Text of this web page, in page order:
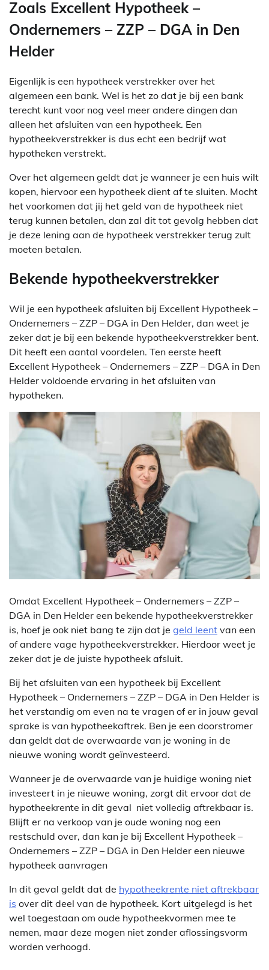
Zoals Excellent Hypotheek –
Ondernemers – ZZP – DGA in Den
Helder
Eigenlijk is een hypotheek verstrekker over het
algemeen een bank. Wel is het zo dat je bij een bank
terecht kunt voor nog veel meer andere dingen dan
alleen het afsluiten van een hypotheek. Een
hypotheekverstrekker is dus echt een bedrijf wat
hypotheken verstrekt.
Over het algemeen geldt dat je wanneer je een huis wilt
kopen, hiervoor een hypotheek dient af te sluiten. Mocht
het voorkomen dat jij het geld van de hypotheek niet
terug kunnen betalen, dan zal dit tot gevolg hebben dat
je deze lening aan de hypotheek verstrekker terug zult
moeten betalen.
Bekende hypotheekverstrekker
Wil je een hypotheek afsluiten bij Excellent Hypotheek –
Ondernemers – ZZP – DGA in Den Helder, dan weet je
zeker dat je bij een bekende hypotheekverstrekker bent.
Dit heeft een aantal voordelen. Ten eerste heeft
Excellent Hypotheek – Ondernemers – ZZP – DGA in Den
Helder voldoende ervaring in het afsluiten van
hypotheken.
Omdat Excellent Hypotheek – Ondernemers – ZZP –
DGA in Den Helder een bekende hypotheekverstrekker
is, hoef je ook niet bang te zijn dat je geld leent van een
of andere vage hypotheekverstrekker. Hierdoor weet je
zeker dat je de juiste hypotheek afsluit.
Bij het afsluiten van een hypotheek bij Excellent
Hypotheek – Ondernemers – ZZP – DGA in Den Helder is
het verstandig om even na te vragen of er in jouw geval
sprake is van hypotheekaftrek. Ben je een doorstromer
dan geldt dat de overwaarde van je woning in de
nieuwe woning wordt geïnvesteerd.
Wanneer je de overwaarde van je huidige woning niet
investeert in je nieuwe woning, zorgt dit ervoor dat de
hypotheekrente in dit geval niet volledig aftrekbaar is.
Blijft er na verkoop van je oude woning nog een
restschuld over, dan kan je bij Excellent Hypotheek –
Ondernemers – ZZP – DGA in Den Helder een nieuwe
hypotheek aanvragen
In dit geval geldt dat de hypotheekrente niet aftrekbaar
is over dit deel van de hypotheek. Kort uitgelegd is het
wel toegestaan om oude hypotheekvormen mee te
nemen, maar deze mogen niet zonder aflossingsvorm
worden verhoogd.